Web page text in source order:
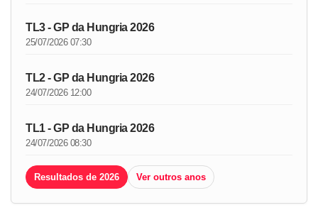
TL3 - GP da Hungria 2026
25/07/2026 07:30
TL2 - GP da Hungria 2026
24/07/2026 12:00
TL1 - GP da Hungria 2026
24/07/2026 08:30
Resultados de 2026 Ver outros anos